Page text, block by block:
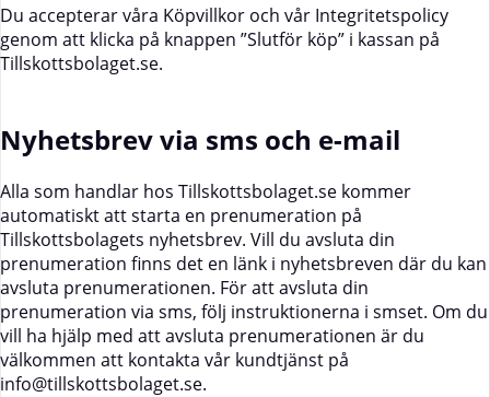
Du accepterar våra Köpvillkor och vår Integritetspolicy
genom att klicka på knappen ”Slutför köp” i kassan på
Tillskottsbolaget.se.
Nyhetsbrev via sms och e-mail
Alla som handlar hos Tillskottsbolaget.se kommer
automatiskt att starta en prenumeration på
Tillskottsbolagets nyhetsbrev. Vill du avsluta din
prenumeration finns det en länk i nyhetsbreven där du kan
avsluta prenumerationen. För att avsluta din
prenumeration via sms, följ instruktionerna i smset. Om du
vill ha hjälp med att avsluta prenumerationen är du
välkommen att kontakta vår kundtjänst på
info@tillskottsbolaget.se.